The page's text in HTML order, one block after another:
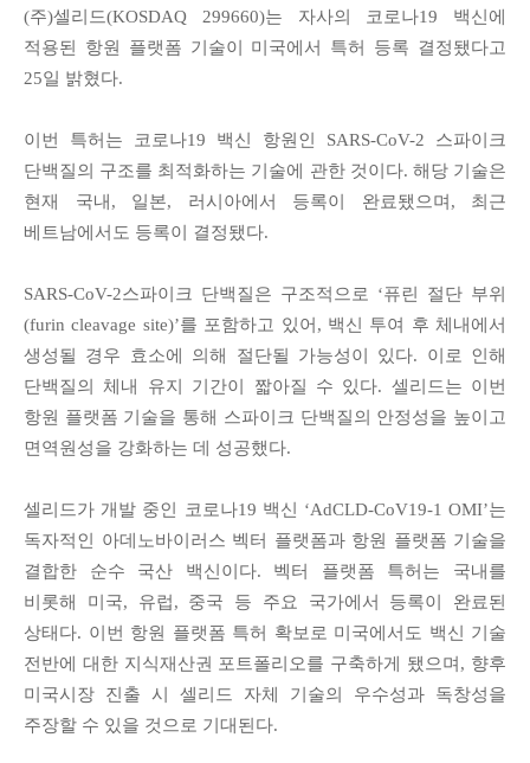
(주)셀리드(KOSDAQ 299660)는 자사의 코로나19 백신에
적용된 항원 플랫폼 기술이 미국에서 특허 등록 결정됐다고
25일 밝혔다.
이번 특허는 코로나19 백신 항원인 SARS-CoV-2 스파이크
단백질의 구조를 최적화하는 기술에 관한 것이다. 해당 기술은
현재 국내 , 일본, 러시아에서 등록이 완료됐으며 , 최근
베트남에서도 등록이 결정됐다.
SARS-CoV-2스파이크 단백질은 구조적으로 ‘퓨린 절단 부위
(furin cleavage site)’를 포함하고 있어 , 백신 투여 후 체내에서
생성될 경우 효소에 의해 절단될 가능성이 있다. 이로 인해
단백질의 체내 유지 기간이 짧아질 수 있다. 셀리드는 이번
항원 플랫폼 기술을 통해 스파이크 단백질의 안정성을 높이고
면역원성을 강화하는 데 성공했다.
셀리드가 개발 중인 코로나19 백신 ‘AdCLD-CoV19-1 OMI’는
독자적인 아데노바이러스 벡터 플랫폼과 항원 플랫폼 기술을
결합한 순수 국산 백신이다. 벡터 플랫폼 특허는 국내를
비롯해 미국, 유럽, 중국 등 주요 국가에서 등록이 완료된
상태다. 이번 항원 플랫폼 특허 확보로 미국에서도 백신 기술
전반에 대한 지식재산권 포트폴리오를 구축하게 됐으며 , 향후
미국시장 진출 시 셀리드 자체 기술의 우수성과 독창성을
주장할 수 있을 것으로 기대된다.